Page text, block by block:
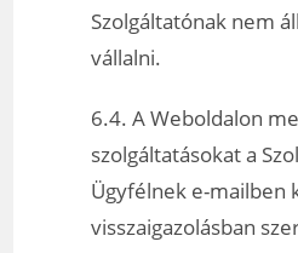
Szolgáltatónak nem
vállalni.
6.4. A Weboldalon
szolgáltatásokat a
Ügyfélnek e-mailben
visszaigazolásban